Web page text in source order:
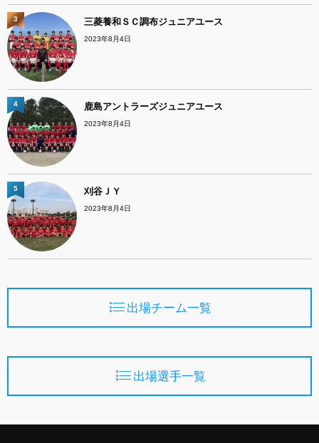
三菱養和ＳＣ調布ジュニアユース
2023年8月4日
3
鹿島アントラーズジュニアユース
2023年8月4日
4
刈谷ＪＹ
2023年8月4日
5
出場チーム一覧
出場選手一覧